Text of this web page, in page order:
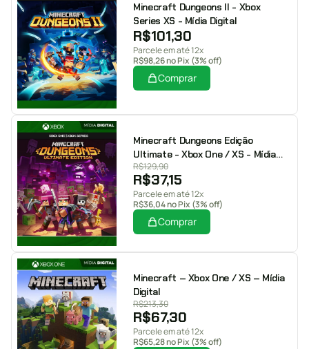
Minecraft Dungeons II - Xbox
Series XS - Mídia Digital
R$101,30
Parcele em até 12x
R$98,26no Pix (3% off)
Comprar
Minecraft Dungeons Edição
Ultimate - Xbox One / XS - Mídia
Digital
R$129,90
R$37,15
Parcele em até 12x
R$36,04no Pix (3% off)
Comprar
Minecraft – Xbox One / XS – Mídia
Digital
R$213,30
R$67,30
Parcele em até 12x
R$65,28no Pix (3% off)